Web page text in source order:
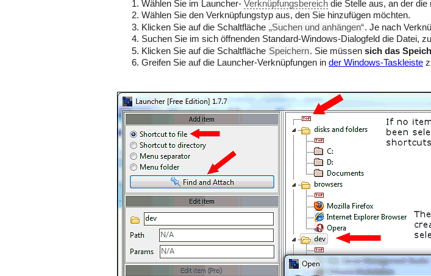
Wählen Sie im Launcher- Verknüpfungsbereich die Stelle aus, an der
Wählen Sie den Verknüpfungstyp aus, den Sie hinzufügen möchten.
Klicken Sie auf die Schaltfläche „Suchen und anhängen“. Je nach
Suchen Sie im sich öffnenden Standard-Windows-Dialogfeld die Datei,
Klicken Sie auf die Schaltfläche Speichern. Sie müssen sich das
Greifen Sie auf die Launcher-Verknüpfungen in der Windows-Taskleiste